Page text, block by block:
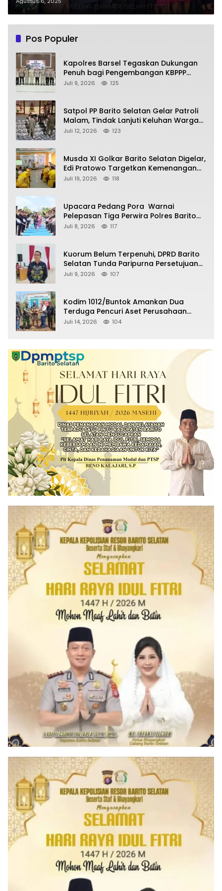
Bhayangkari di Barito Selatan
Pos Populer
Kapolres Barsel Tegaskan Dukungan
Penuh bagi Pengembangan KBPPP
Kalimantan Tengah
Juli 9, 2026 125
Satpol PP Barito Selatan Gelar Patroli
Malam, Tindak Lanjuti Keluhan Warga
soal Balap Liar dan Remaja Nongkrong
Juli 12, 2026 123
Musda XI Golkar Barito Selatan Digelar,
Edi Pratowo Targetkan Kemenangan
Partai pada Pemilu Mendatang
Juli 19, 2026 118
Upacara Pedang Pora Warnai
Pelepasan Tiga Perwira Polres Barito
Selatan Masuki Masa Pensiun
Juli 8, 2026 117
Kuorum Belum Terpenuhi, DPRD Barito
Selatan Tunda Paripurna Persetujuan
Raperda Pertanggungjawaban APBD
Juli 9, 2026 107
Kodim 1012/Buntok Amankan Dua
Terduga Pencuri Aset Perusahaan
Sitaan Satgas PKH, Satu Paket Diduga
Juli 14, 2026 104